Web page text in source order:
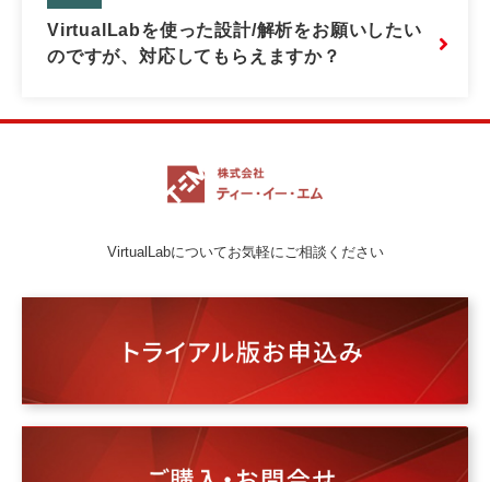
VirtualLabを使った設計/解析をお願いしたい
のですが、対応してもらえますか？
VirtualLabについてお気軽にご相談ください